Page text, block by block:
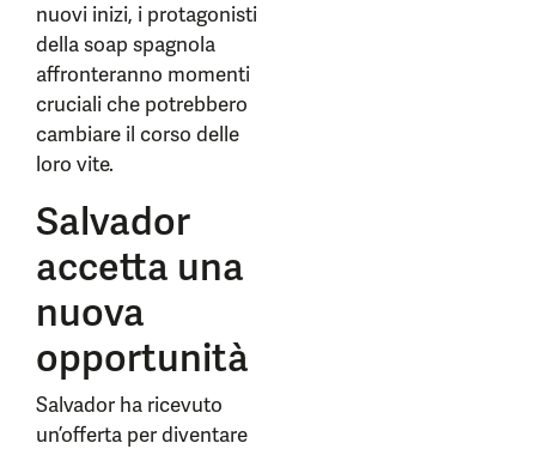
nuovi inizi, i protagonisti
della soap spagnola
affronteranno momenti
cruciali che potrebbero
cambiare il corso delle
loro vite.
Salvador
accetta una
nuova
opportunità
Salvador ha ricevuto
un’offerta per diventare